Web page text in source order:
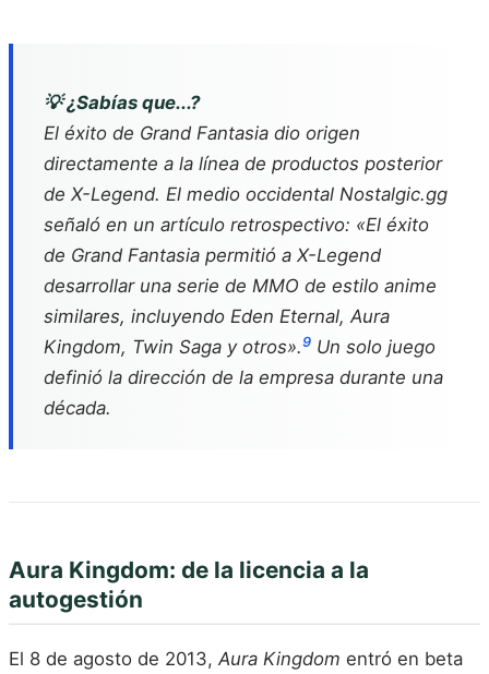
💡 ¿Sabías que...?
El éxito de Grand Fantasia dio origen
directamente a la línea de productos posterior
de X-Legend. El medio occidental Nostalgic.gg
señaló en un artículo retrospectivo: «El éxito
de Grand Fantasia permitió a X-Legend
desarrollar una serie de MMO de estilo anime
similares, incluyendo Eden Eternal,Aura
Kingdom, Twin Saga y otros».9 Un solo juego
definió la dirección de la empresa durante una
década.
Aura Kingdom: de la licencia a la
autogestión
El 8 de agosto de 2013, Aura Kingdom entró en beta